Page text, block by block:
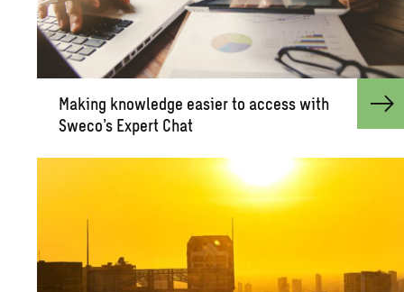
Mak­ing knowl­edge eas­ier to ac­cess with
Sweco’s Ex­pert Chat